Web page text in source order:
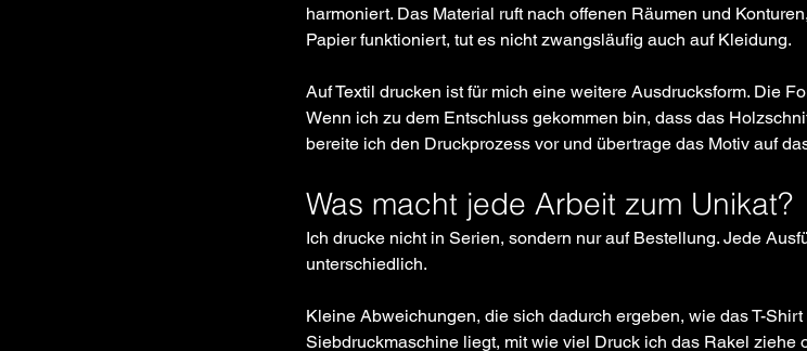
harmoniert. Das Material ruft nach offenen Räumen und
Papier funktioniert, tut es nicht zwangsläufig auch auf Kleidung.
Auf Textil drucken ist für mich eine weitere Ausdrucksform. Die
Wenn ich zu dem Entschluss gekommen bin, dass das
bereite ich den Druckprozess vor und übertrage das Motiv auf
Was macht jede Arbeit zum Unikat?
Ich drucke nicht in Serien, sondern nur auf Bestellung. Jede
unterschiedlich.
Kleine Abweichungen, die sich dadurch ergeben, wie das T-
Siebdruckmaschine liegt, mit wie viel Druck ich das Rakel ziehe